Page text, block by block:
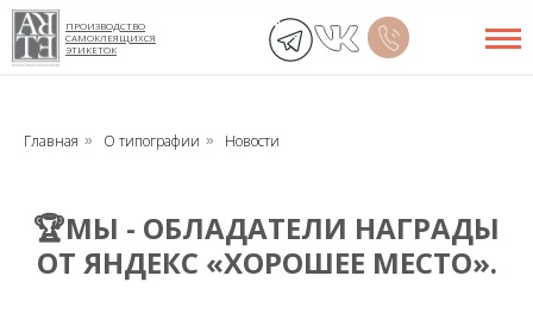
ПРОИЗВОДСТВО
САМОКЛЕЯЩИХСЯ
ЭТИКЕТОК
Главная » О типографии » Новости
🏆МЫ - ОБЛАДАТЕЛИ НАГРАДЫ
ОТ ЯНДЕКС «ХОРОШЕЕ МЕСТО».